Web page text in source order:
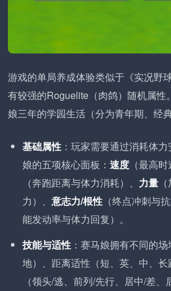
游戏的单局养成体验类似于《实况野
有较强的Roguelite（肉鸽）随机属性
娘三年的学园生活（分为青年期、经
基础属性 ：玩家需要通过消耗体
娘的五项核心面板： 速度 （最高时
（奔跑距离与体力消耗）、 力量
力）、 意志力/根性 （终点冲刺与
能发动率与体力回复）。
技能与适性 ：赛马娘拥有不同的
地）、距离适性（短、英、中、
（领头/逃、前列/先行、居中/差